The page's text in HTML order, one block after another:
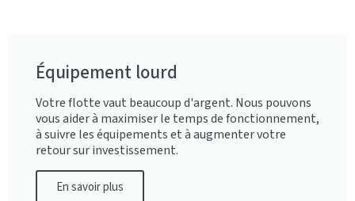
Équipement lourd
Votre flotte vaut beaucoup d'argent. Nous pouvons
vous aider à maximiser le temps de fonctionnement,
à suivre les équipements et à augmenter votre
retour sur investissement.
En savoir plus